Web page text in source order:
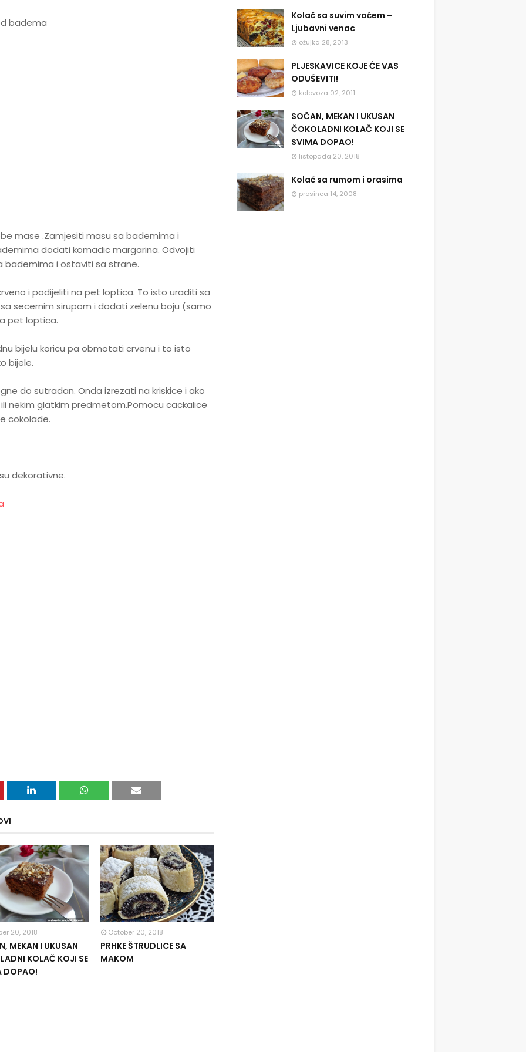
badema
mase .Zamjesiti masu sa bademima i
dodati komadic margarina. Odvojiti
bademima i ostaviti sa strane.
i podijeliti na pet loptica. To isto uraditi sa
secernim sirupom i dodati zelenu boju (samo
pet loptica.
bijelu koricu pa obmotati crvenu i to isto
bijele.
do sutradan. Onda izrezati na kriskice i ako
nekim glatkim predmetom.Pomocu cackalice
cokolade.
dekorativne.
20, 2018
MEKAN I UKUSAN
KOLAČ KOJI SE
DOPAO!
October 20, 2018
PRHKE ŠTRUDLICE SA
MAKOM
Kolač sa suvim voćem –
Ljubavni venac
ožujka 28, 2013
PLJESKAVICE KOJE ĆE VAS
ODUŠEVITI!
kolovoza 02, 2011
SOČAN, MEKAN I UKUSAN
ČOKOLADNI KOLAČ KOJI SE
SVIMA DOPAO!
listopada 20, 2018
Kolač sa rumom i orasima
prosinca 14, 2008